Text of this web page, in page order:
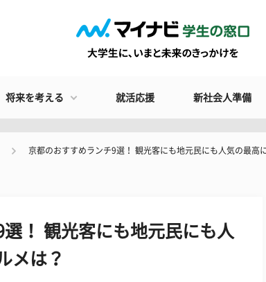
将来を考える 就活応援 新社会人準備
京都のおすすめランチ9選！ 観光客にも地元民にも人気の最高
！ 観光客にも地元民にも人
メは？